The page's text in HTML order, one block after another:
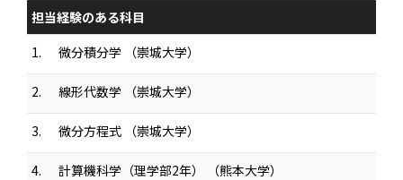
担当経験のある科目
1.
微分積分学 （崇城大学）
2. 線形代数学 （崇城大学）
3. 微分方程式 （崇城大学）
4. 計算機科学（理学部2年） （熊本大学）